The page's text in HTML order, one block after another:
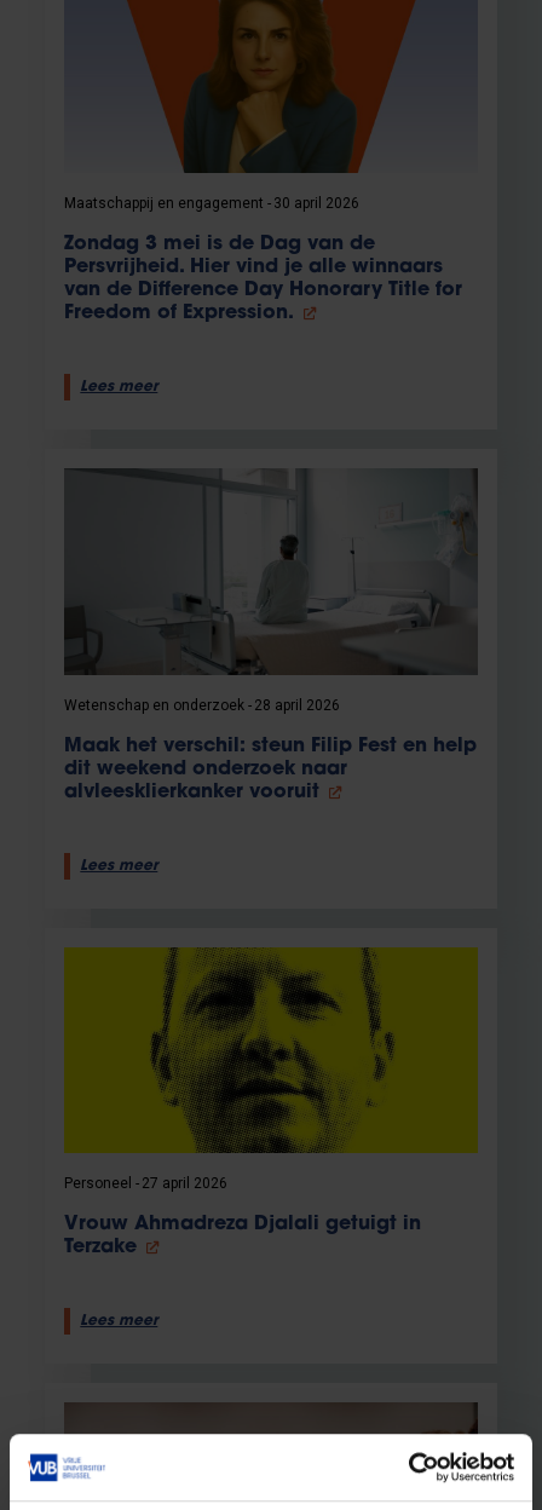
Maatschappij en engagement 30 april 2026
Zondag 3 mei is de Dag van de
Persvrijheid. Hier vind je alle winnaars
van de Difference Day Honorary Title for
Freedom of Expression.
Lees meer
Wetenschap en onderzoek 28 april 2026
Maak het verschil: steun Filip Fest en help
dit weekend onderzoek naar
alvleesklierkanker vooruit
Lees meer
Personeel 27 april 2026
Vrouw Ahmadreza Djalali getuigt in
Terzake
Lees meer